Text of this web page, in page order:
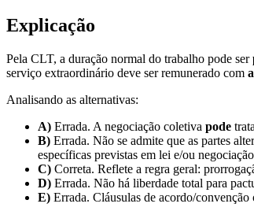
Explicação
Pela CLT, a duração normal do trabalho pode ser
serviço extraordinário deve ser remunerado com
Analisando as alternativas:
A) Errada. A negociação coletiva pode
B) Errada. Não se admite que as partes
específicas previstas em lei e/ou
C) Correta. Reflete a regra geral:
D) Errada. Não há liberdade total para
E) Errada. Cláusulas de acordo/convenção